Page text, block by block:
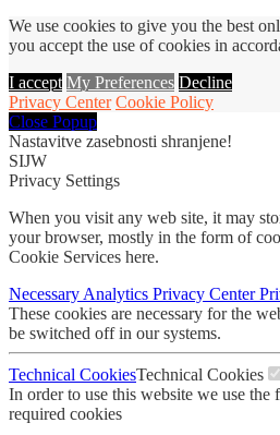
We use cookies to give you the best
you accept the use of cookies in
I accept My Preferences Decline
Privacy Center Cookie Policy
Close Popup
Nastavitve zasebnosti shranjene!
SIJW
Privacy Settings
When you visit any web site, it may
your browser, mostly in the form of
Cookie Services here.
NecessaryAnalytics Privacy Center
These cookies are necessary for the
be switched off in our systems.
Technical CookiesTechnical Cookies
In order to use this website we use
required cookies